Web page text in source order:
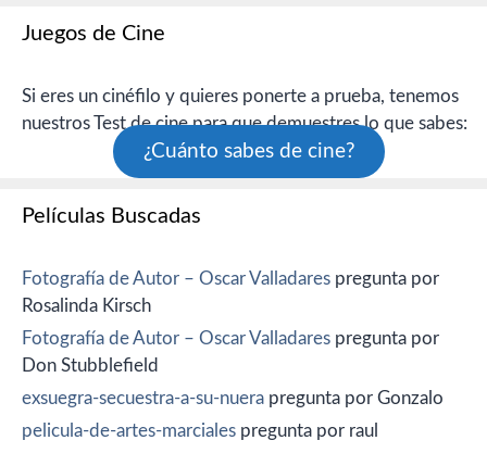
Juegos de Cine
Si eres un cinéfilo y quieres ponerte a prueba, tenemos
nuestros Test de cine para que demuestres lo que sabes:
¿Cuánto sabes de cine?
Películas Buscadas
Fotografía de Autor – Oscar Valladares pregunta por
Rosalinda Kirsch
Fotografía de Autor – Oscar Valladares pregunta por
Don Stubblefield
exsuegra-secuestra-a-su-nuera pregunta por Gonzalo
pelicula-de-artes-marciales pregunta por raul